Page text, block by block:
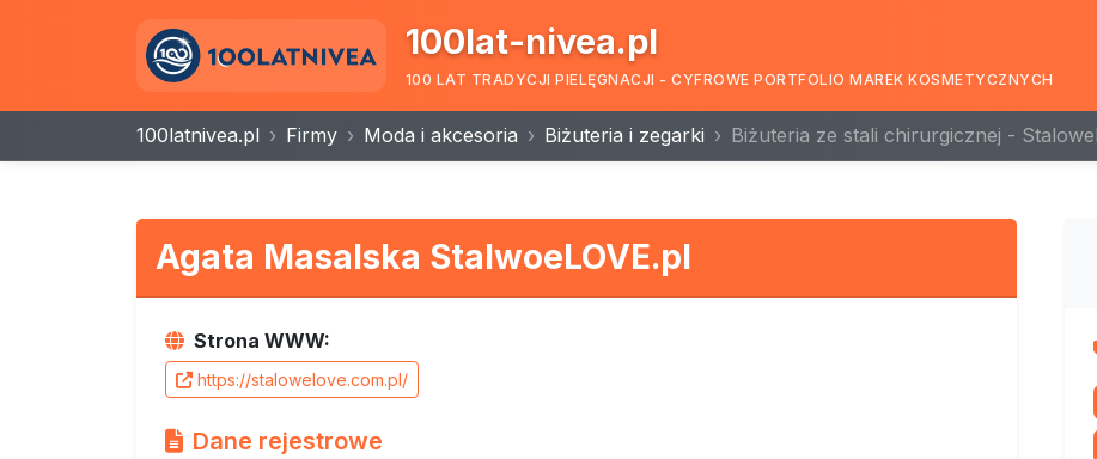
100lat-nivea.pl
100 LAT TRADYCJI PIELĘGNACJI - CYFROWE PORTFOLIO MAREK KOSMETYCZNYCH
100latnivea.pl Firmy Moda i akcesoria Biżuteria i zegarki Biżuteria ze stali chirurgicznej -
Agata Masalska StalwoeLOVE.pl
Strona WWW:
https://stalowelove.com.pl/
Dane rejestrowe